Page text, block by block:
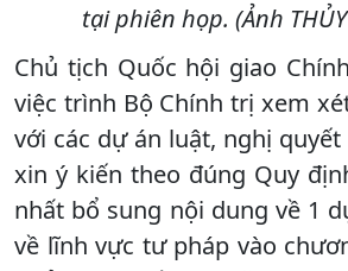
tại phiên họp. (Ảnh THỦY
Chủ tịch Quốc hội giao
việc trình Bộ Chính trị xem
với các dự án luật, nghị
xin ý kiến theo đúng Quy
nhất bổ sung nội dung về 1
về lĩnh vực tư pháp vào